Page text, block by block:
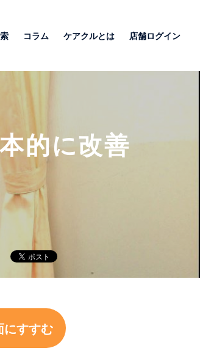
コラム ケアクルとは 店舗ログイン
的に改善
にすすむ